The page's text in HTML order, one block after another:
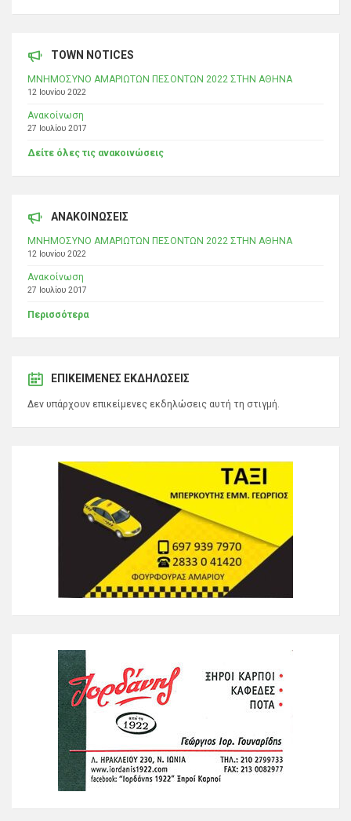
TOWN NOTICES
ΜΝΗΜΟΣΥΝΟ ΑΜΑΡΙΩΤΩΝ ΠΕΣΟΝΤΩΝ 2022 ΣΤΗΝ ΑΘΗΝΑ
12 Ιουνίου 2022
Ανακοίνωση
27 Ιουλίου 2017
Δείτε όλες τις ανακοινώσεις
ΑΝΑΚΟΙΝΩΣΕΙΣ
ΜΝΗΜΟΣΥΝΟ ΑΜΑΡΙΩΤΩΝ ΠΕΣΟΝΤΩΝ 2022 ΣΤΗΝ ΑΘΗΝΑ
12 Ιουνίου 2022
Ανακοίνωση
27 Ιουλίου 2017
Περισσότερα
ΕΠΙΚΕΊΜΕΝΕΣ ΕΚΔΗΛΏΣΕΙΣ
Δεν υπάρχουν επικείμενες εκδηλώσεις αυτή τη στιγμή.